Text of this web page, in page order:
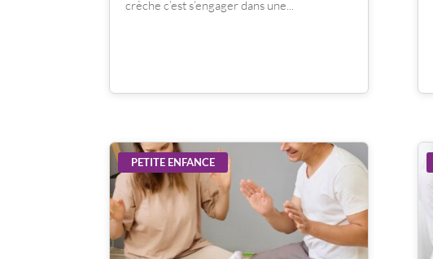
crèche c’est s’engager dans une...
PETITE ENFANCE